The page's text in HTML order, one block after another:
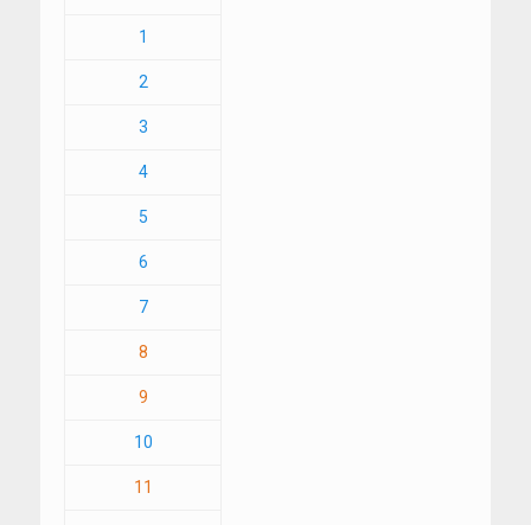
1
2
3
4
5
6
7
8
9
10
11